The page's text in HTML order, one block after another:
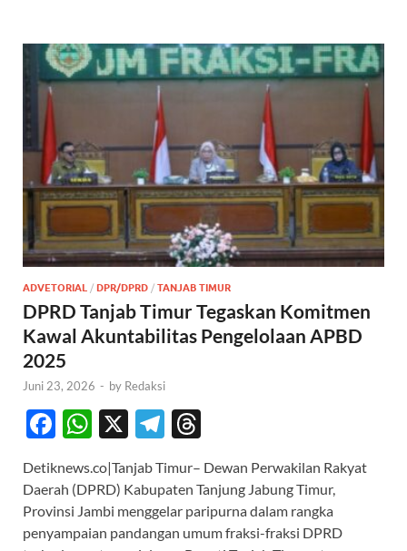
ADVETORIAL / DPR/DPRD / TANJAB TIMUR
DPRD Tanjab Timur Tegaskan Komitmen
Kawal Akuntabilitas Pengelolaan APBD
2025
Juni 23, 2026 - by Redaksi
F
e
b
o
W
at
s
A
X
T
e
gr
a
e
a
ds
Detiknews.co|Tanjab Timur– Dewan Perwakilan Rakyat
Daerah (DPRD) Kabupaten Tanjung Jabung Timur,
Provinsi Jambi menggelar paripurna dalam rangka
penyampaian pandangan umum fraksi-fraksi DPRD